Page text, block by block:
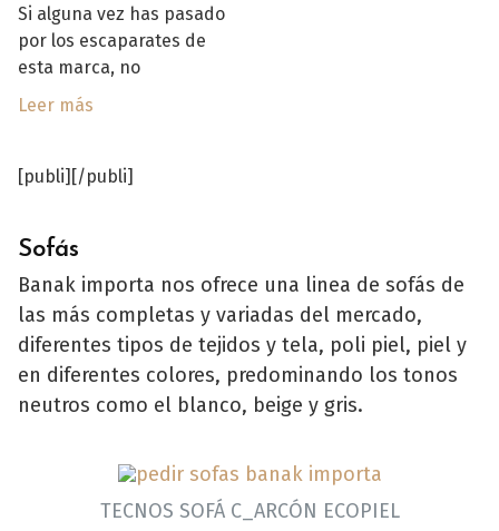
Si alguna vez has pasado
por los escaparates de
esta marca, no
Leer más
[publi][/publi]
Sofás
Banak importa nos ofrece una linea de sofás de
las más completas y variadas del mercado,
diferentes tipos de tejidos y tela, poli piel, piel y
en diferentes colores, predominando los tonos
neutros como el blanco, beige y gris.
TECNOS SOFÁ C_ARCÓN ECOPIEL